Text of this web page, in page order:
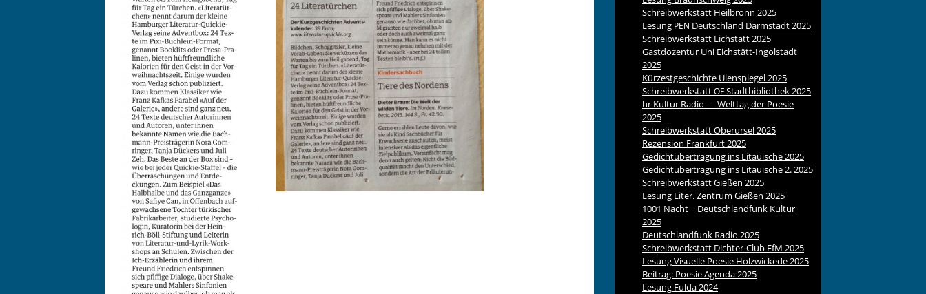
Schreibwerkstatt Heilbronn 2025
Lesung PEN Deutschland Darmstadt 2025
Schreibwerkstatt Eichstätt 2025
Gastdozentur Uni Eichstätt-Ingolstadt
2025
Kürzestgeschichte Ulenspiegel 2025
SchreibwerkstattOFStadtbibliothek 2025
hr Kultur Radio — Welttag der Poesie
2025
Schreibwerkstatt Oberursel 2025
Rezension Frankfurt 2025
Gedichtübertragung ins Litauische 2025
Gedichtübertragung ins Litauische 2. 2025
Schreibwerkstatt Gießen 2025
Lesung Liter. Zentrum Gießen 2025
1001 Nacht ~ Deutschlandfunk Kultur
2025
Deutschlandfunk Radio 2025
Schreibwerkstatt Dichter-Club FfM 2025
Lesung Visuelle Poesie Holzwickede 2025
Beitrag: Poesie Agenda 2025
Lesung Fulda 2024